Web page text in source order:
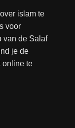
islam te
voor
van de Salaf
je de
online te